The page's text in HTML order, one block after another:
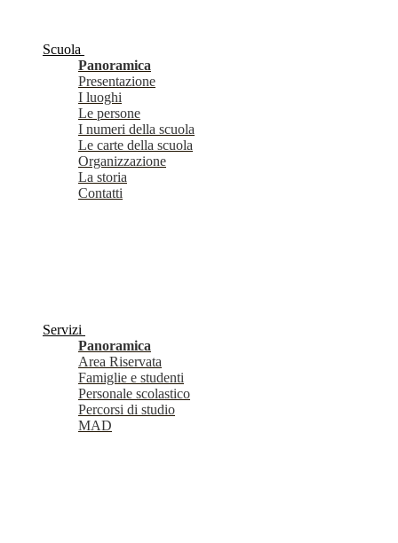
Scuola
Panoramica
Presentazione
I luoghi
Le persone
I numeri della scuola
Le carte della scuola
Organizzazione
La storia
Contatti
Servizi
Panoramica
Area Riservata
Famiglie e studenti
Personale scolastico
Percorsi di studio
MAD